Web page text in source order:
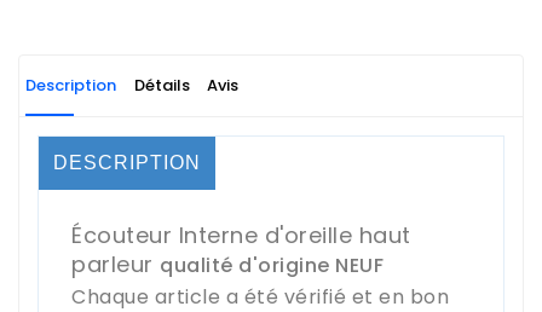
Description Détails Avis
DESCRIPTION
Écouteur Interne d'oreille haut
parleur qualité d'origine NEUF
Chaque article a été vérifié et en bon